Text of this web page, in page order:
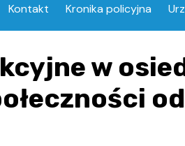
Kontakt Kronika policyjna
w